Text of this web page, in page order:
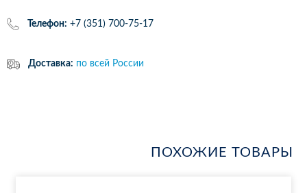
Телефон: +7 (351) 700-75-17
Доставка: по всей России
ПОХОЖИЕ ТОВАРЫ